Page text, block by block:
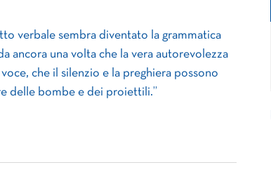
verbale sembra diventato la grammatica
ancora una volta che la vera autorevolezza
che il silenzio e la preghiera possono
delle bombe e dei proiettili.”